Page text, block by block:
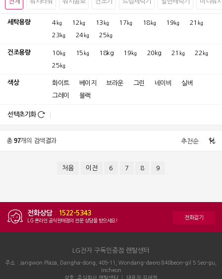
세탁용량 4㎏ 12㎏ 13㎏ 17㎏ 18㎏ 19㎏
21㎏
23㎏
24㎏ 25㎏
건조용량 10㎏ 15㎏ 18kg 19㎏ 20kg 21㎏
22㎏
25㎏
색상 화이트 베이지 브라운 그린 네이비
실버
그레이
블랙
선택초기화
총 97개의 검색결과
처음 이전 6 7 8 9
전화상담 1522-5343
LG 온라인 공식판매점의 전문 상담을 받으세요! 전화걸기
LG전자 구독인증점 렌탈센터
주소 : Jangwon Plaza, Dangha-dong, 405-11, Wondang-daero 840beon-gil 5 Seo-gu,
Incheon
상호: 주식회사 렌탈센터 │ 대표자:김세현